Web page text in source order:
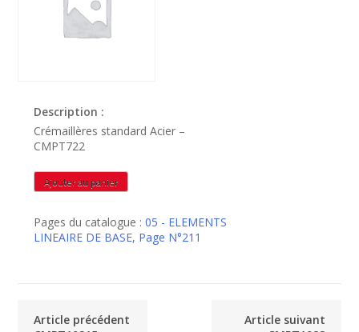
Description :
Crémaillères standard Acier –
CMPT722
quantité
de
Ajouter au panier
Pages du catalogue :05 - ELEMENTS
LINEAIRE DE BASE, Page N°211
Article précédent
Article suivant